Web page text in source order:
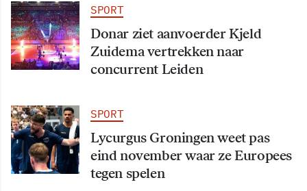
SPORT
Donar ziet aanvoerder Kjeld
Zuidema vertrekken naar
concurrent Leiden
SPORT
Lycurgus Groningen weet pas
eind november waar ze Europees
tegen spelen